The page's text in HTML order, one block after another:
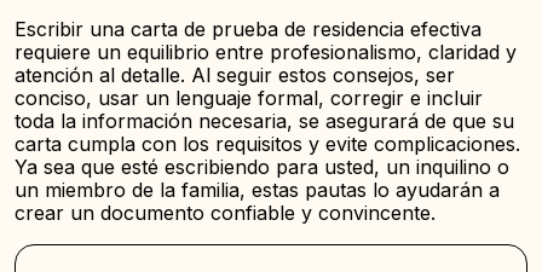
Escribir una carta de prueba de residencia efectiva
requiere un equilibrio entre profesionalismo, claridad y
atención al detalle. Al seguir estos consejos, ser
conciso, usar un lenguaje formal, corregir e incluir
toda la información necesaria, se asegurará de que su
carta cumpla con los requisitos y evite complicaciones.
Ya sea que esté escribiendo para usted, un inquilino o
un miembro de la familia, estas pautas lo ayudarán a
crear un documento confiable y convincente.